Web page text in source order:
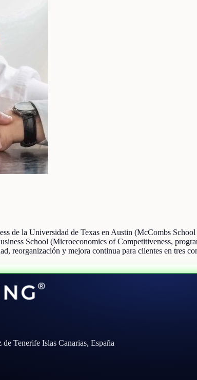
de la Universidad de Texas en Austin (McCombs
School (Microeconomics of Competitiveness,
reorganización y mejora continua para clientes en tres
de Tenerife Islas Canarias, España